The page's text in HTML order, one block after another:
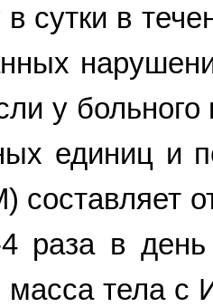
в сутки в
у
единиц и
4 раза в
масса тела